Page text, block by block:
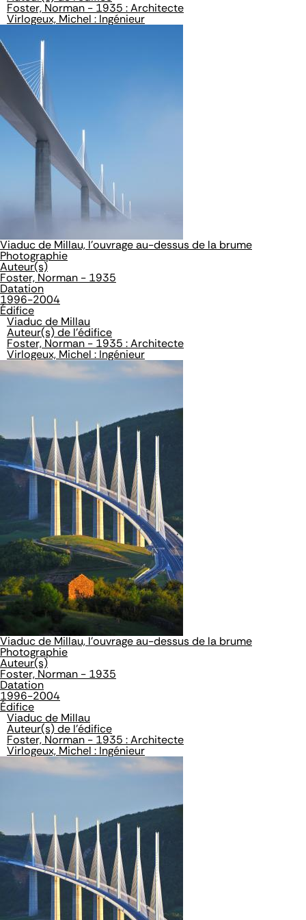
Foster, Norman - 1935 : Architecte
Virlogeux, Michel : Ingénieur
Viaduc de Millau, l'ouvrage au-dessus de la brume
Photographie
Auteur(s)
Foster, Norman - 1935
Datation
1996-2004
Édifice
Viaduc de Millau
Auteur(s) de l'édifice
Foster, Norman - 1935 : Architecte
Virlogeux, Michel : Ingénieur
Viaduc de Millau, l'ouvrage au-dessus de la brume
Photographie
Auteur(s)
Foster, Norman - 1935
Datation
1996-2004
Édifice
Viaduc de Millau
Auteur(s) de l'édifice
Foster, Norman - 1935 : Architecte
Virlogeux, Michel : Ingénieur